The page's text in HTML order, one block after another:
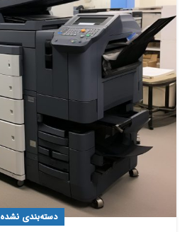
دسته‌بندی نشده